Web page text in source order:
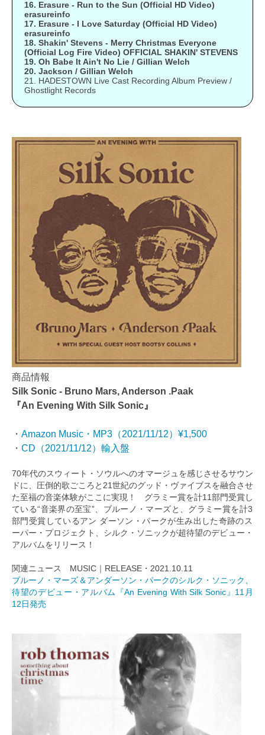
16. Erasure - Run to the Sun (Official HD Video)
erasureinfo
17. Erasure - I Love Saturday (Official HD Video)
erasureinfo
18. Shakin' Stevens - Merry Christmas Everyone
(Official Log Fire Video) OFFICIAL SHAKIN' STEVENS
19. Oh Babe It Ain't No Lie / Gillian Welch
20. Jackson / Gillian Welch
21. HADESTOWN Live Cast Recording Album Preview /
Ghostlight Records
商品情報
Silk Sonic - Bruno Mars, Anderson .Paak
『An Evening With Silk Sonic』
・ Amazon Music・MP3（2021/11/12）¥1,500
・ CD（2021/11/12）輸入盤
70年代のスウィート・ソウルへのオマージュを感じさせるサウン
ドに、圧倒的歌ごころと21世紀のグッド・ヴァイブスを融合させ
た至福の音楽体験がここに実現！ グラミー賞を計11部門受賞し
ている“音楽界の至宝”、ブルーノ・マーズと、グラミー賞を計3
部門受賞しているアン ダーソン・パークが生み出した奇跡のス
ーパー・プロジェクト、シルク・ソニックが超待望のデビュー・
アルバムをリリース！
関連ニュース MUSIC｜RELEASE・2021.10.11
ブルーノ・マーズ＆アンダーソン・パークのシルク・ソニック、
待望のデビュー・アルバム『An Evening With Silk Sonic』11月
12日発売